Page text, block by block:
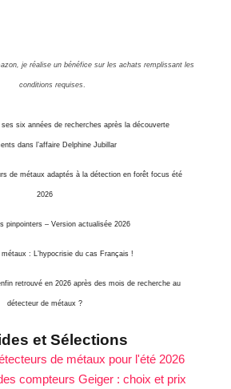
je réalise un bénéfice sur les achats remplissant les
conditions requises.
six années de recherches après la découverte
dans l’affaire Delphine Jubillar
de métaux adaptés à la détection en forêt focus été
2026
pinpointers – Version actualisée 2026
: L’hypocrisie du cas Français !
retrouvé en 2026 après des mois de recherche au
détecteur de métaux ?
et Sélections
de métaux pour l'été 2026
compteurs Geiger : choix et prix